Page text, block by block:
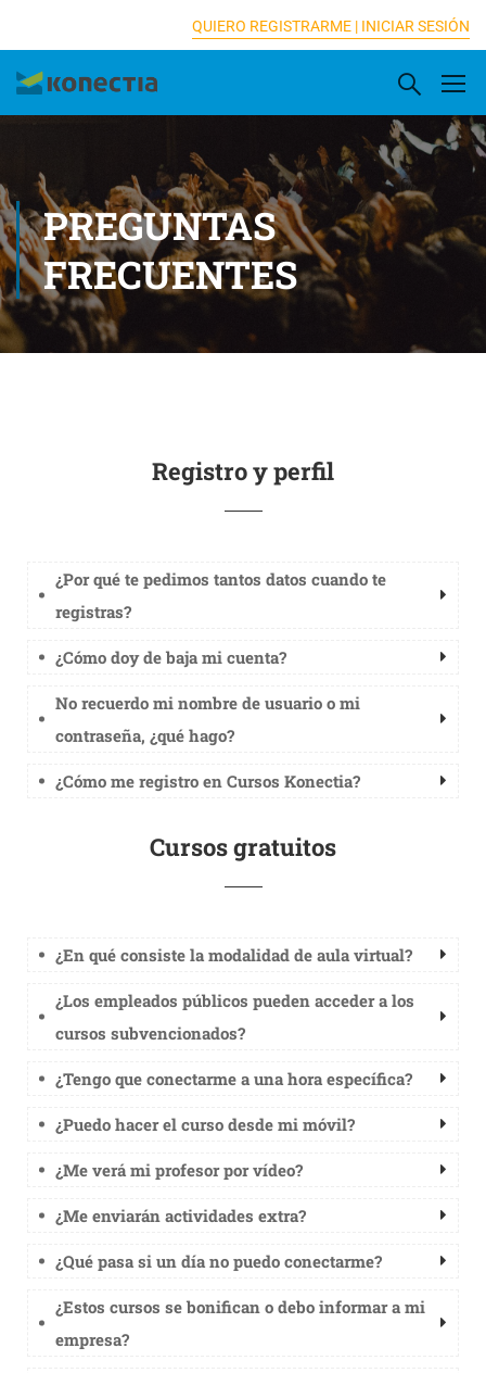
INICIAR SESIÓN
QUIERO REGISTRARME |
PREGUNTAS
FRECUENTES
Registro y perfil
¿Por qué te pedimos tantos datos cuando te
registras?
¿Cómo doy de baja mi cuenta?
No recuerdo mi nombre de usuario o mi
contraseña, ¿qué hago?
¿Cómo me registro en Cursos Konectia?
Cursos gratuitos
¿En qué consiste la modalidad de aula virtual?
¿Los empleados públicos pueden acceder a los
cursos subvencionados?
¿Tengo que conectarme a una hora específica?
¿Puedo hacer el curso desde mi móvil?
¿Me verá mi profesor por vídeo?
¿Me enviarán actividades extra?
¿Qué pasa si un día no puedo conectarme?
¿Estos cursos se bonifican o debo informar a mi
empresa?